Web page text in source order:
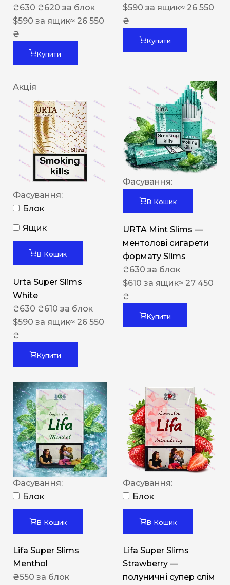
₴630 ₴620 за блок
$590 за ящик≈ 26 550
₴
Купити
$590 за ящик≈ 26 550
₴
Купити
Акція
Фасування:
Блок
Ящик
В Кошик
Urta Super Slims
White
₴630 ₴610 за блок
$590 за ящик≈ 26 550
₴
Купити
Фасування:
В Кошик
URTA Mint Slims —
ментолові сигарети
формату Slims
₴630 за блок
$610 за ящик≈ 27 450
₴
Купити
Фасування:
Блок
В Кошик
Lifa Super Slims
Menthol
₴550 за блок
Фасування:
Блок
В Кошик
Lifa Super Slims
Strawberry —
полуничні супер слім